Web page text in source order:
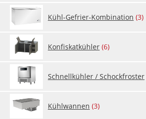
Kühl-Ge­fri­er-Kom­bi­na­ti­on (3)
Kon­fis­kat­küh­ler (6)
Sch­nell­küh­ler / Schock­fros­ter
Kühl­wan­nen (3)